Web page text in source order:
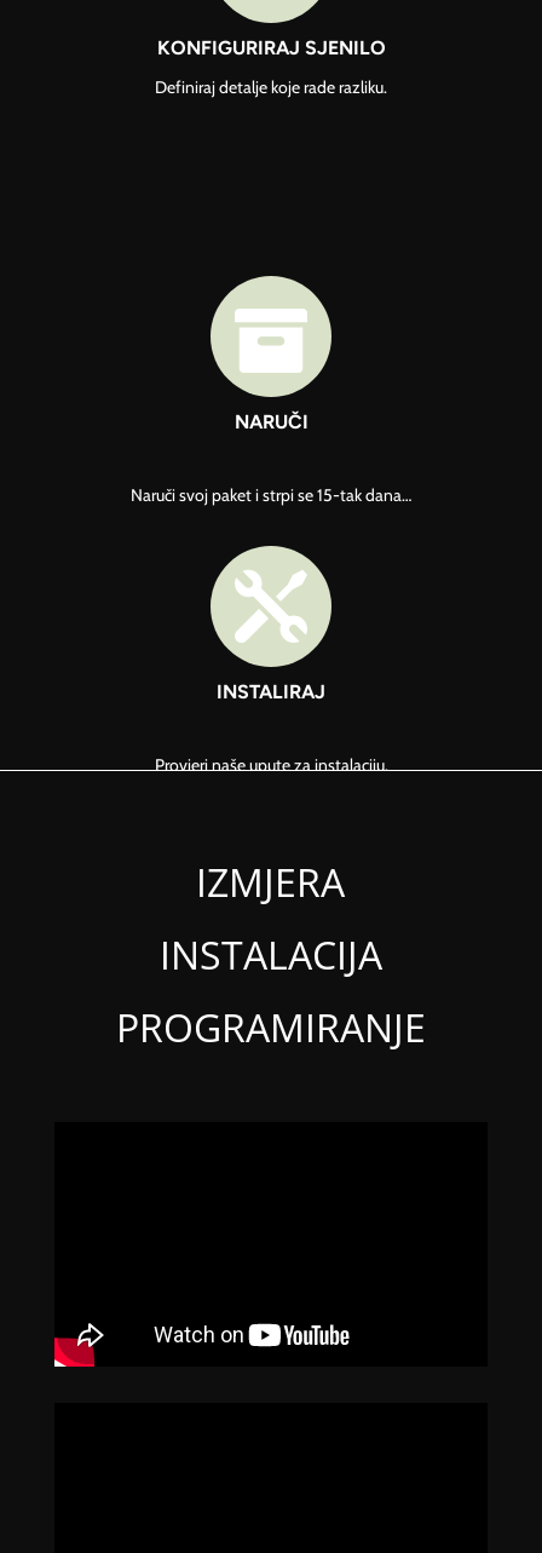
KONFIGURIRAJ SJENILO
Definiraj detalje koje rade razliku.

NARUČI
Naruči svoj paket i strpi se 15-tak dana…

INSTALIRAJ
Provjeri naše upute za instalaciju.
IZMJERA
INSTALACIJA
PROGRAMIRANJE